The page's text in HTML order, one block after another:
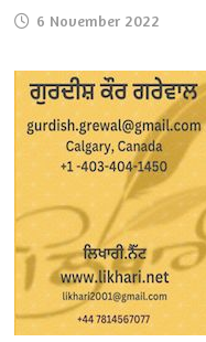
6 November 2022